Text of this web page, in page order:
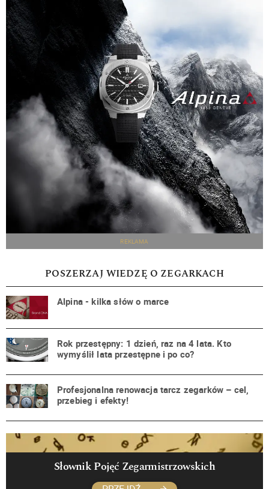
REKLAMA
POSZERZAJ WIEDZĘ O ZEGARKACH
Alpina - kilka słów o marce
Rok przestępny: 1 dzień, raz na 4 lata. Kto
wymyślił lata przestępne i po co?
Profesjonalna renowacja tarcz zegarków – cel,
przebieg i efekty!
Słownik Pojęć Zegarmistrzowskich